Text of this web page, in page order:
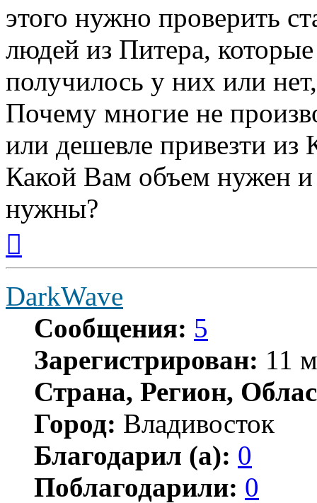
этого нужно проверить
людей из Питера,
получилось у них или
Почему многие не
или дешевле привезти из
Какой Вам объем нужен и
нужны?
началу
DarkWave
Сообщения: 5
Зарегистрирован: 11
Страна, Регион,
Город: Владивосток
Благодарил (а): 0
Поблагодарили: 0